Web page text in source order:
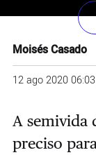
Moisés Casado
12 ago 2020
A semivida
preciso